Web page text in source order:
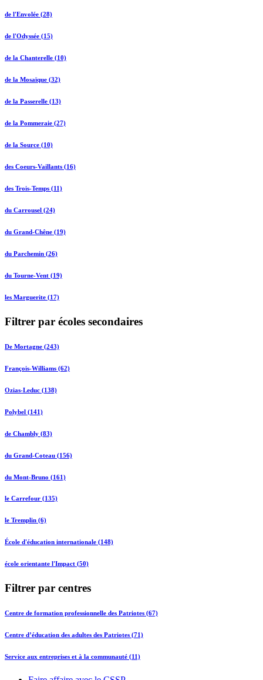
de l'Envolée (28)
de l'Odyssée (15)
de la Chanterelle (10)
de la Mosaïque (32)
de la Passerelle (13)
de la Pommeraie (27)
de la Source (10)
des Coeurs-Vaillants (16)
des Trois-Temps (11)
du Carrousel (24)
du Grand-Chêne (19)
du Parchemin (26)
du Tourne-Vent (19)
les Marguerite (17)
Filtrer par écoles secondaires
De Mortagne (243)
François-Williams (62)
Ozias-Leduc (138)
Polybel (141)
de Chambly (83)
du Grand-Coteau (156)
du Mont-Bruno (161)
le Carrefour (135)
le Tremplin (6)
École d'éducation internationale (148)
école orientante l'Impact (50)
Filtrer par centres
Centre de formation professionnelle des Patriotes (67)
Centre d’éducation des adultes des Patriotes (71)
Service aux entreprises et à la communauté (11)